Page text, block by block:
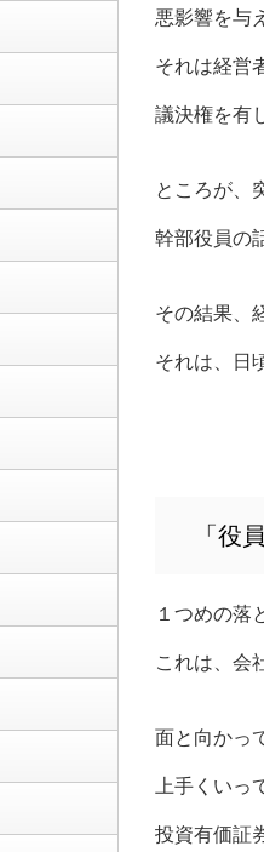
悪影響を与
それは経営
議決権を有
ところが、
幹部役員の
その結果、
それは、日
「役
１つめの落
これは、会
面と向かっ
上手くいっ
投資有価証